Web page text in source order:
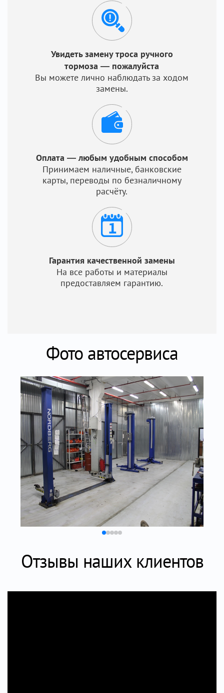
Увидеть замену троса ручного
тормоза — пожалуйста
Вы можете лично наблюдать за ходом
замены.
Оплата — любым удобным способом
Принимаем наличные, банковские
карты, переводы по безналичному
расчёту.
Гарантия качественной замены
На все работы и материалы
предоставляем гарантию.
Фото автосервиса
Отзывы наших клиентов